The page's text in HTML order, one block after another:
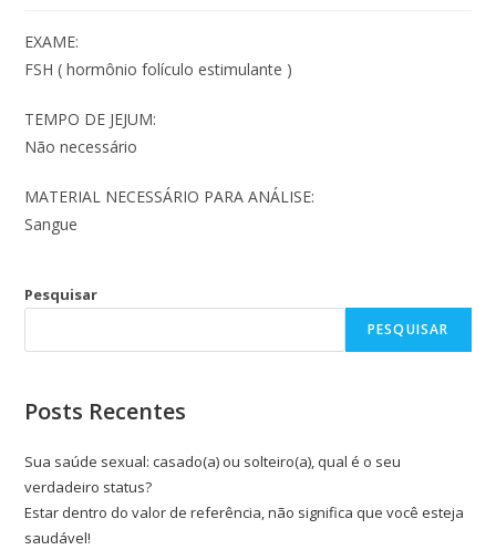
EXAME:
FSH ( hormônio folículo estimulante )
TEMPO DE JEJUM:
Não necessário
MATERIAL NECESSÁRIO PARA ANÁLISE:
Sangue
Pesquisar
PESQUISAR
Posts Recentes
Sua saúde sexual: casado(a) ou solteiro(a), qual é o seu
verdadeiro status?
Estar dentro do valor de referência, não significa que você esteja
saudável!